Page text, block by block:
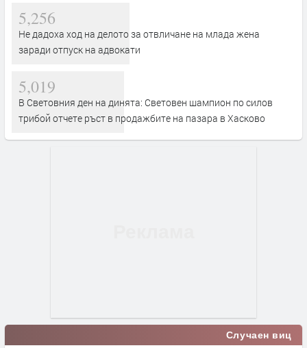
5,256
Не дадоха ход на делото за отвличане на млада жена
заради отпуск на адвокати
5,019
В Световния ден на динята: Световен шампион по силов
трибой отчете ръст в продажбите на пазара в Хасково
Случаен виц